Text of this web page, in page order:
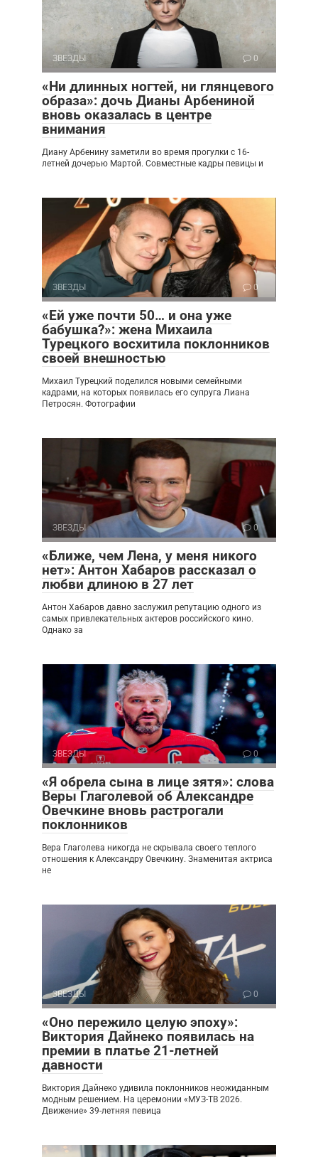
ЗВЕЗДЫ 0
«Ни длинных ногтей, ни глянцевого
образа»: дочь Дианы Арбениной
вновь оказалась в центре
внимания
Диану Арбенину заметили во время прогулки с 16-
летней дочерью Мартой. Совместные кадры певицы и
ЗВЕЗДЫ 0
«Ей уже почти 50… и она уже
бабушка?»: жена Михаила
Турецкого восхитила поклонников
своей внешностью
Михаил Турецкий поделился новыми семейными
кадрами, на которых появилась его супруга Лиана
Петросян. Фотографии
ЗВЕЗДЫ 0
«Ближе, чем Лена, у меня никого
нет»: Антон Хабаров рассказал о
любви длиною в 27 лет
Антон Хабаров давно заслужил репутацию одного из
самых привлекательных актеров российского кино.
Однако за
ЗВЕЗДЫ 0
«Я обрела сына в лице зятя»: слова
Веры Глаголевой об Александре
Овечкине вновь растрогали
поклонников
Вера Глаголева никогда не скрывала своего теплого
отношения к Александру Овечкину. Знаменитая актриса
не
ЗВЕЗДЫ 0
«Оно пережило целую эпоху»:
Виктория Дайнеко появилась на
премии в платье 21-летней
давности
Виктория Дайнеко удивила поклонников неожиданным
модным решением. На церемонии «МУЗ-ТВ 2026.
Движение» 39-летняя певица